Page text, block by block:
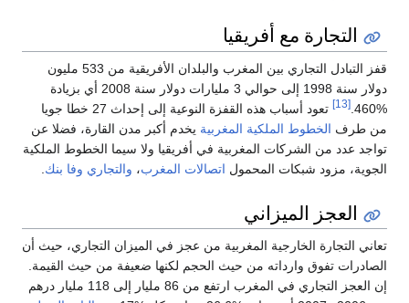
التجارة مع أفريقيا
قفز التبادل التجاري بين المغرب والبلدان الأفريقية من 533 مليون
دولار سنة 1998 إلى حوالي 3 مليارات دولار سنة 2008 أي بزيادة
%460.
[13]
تعود أسباب هذه القفزة النوعية إلى إحداث 27 خطا جويا
من طرف الخطوط الملكية المغربية يخدم أكبر مدن القارة، فضلا عن
تواجد عدد من الشركات المغربية في أفريقيا ولا سيما الخطوط الملكية
الجوية، مزود شبكات المحمول اتصالات المغرب، والتجاري وفا بنك
العجز الميزاني
تعاني التجارة الخارجية المغربية من عجز في الميزان التجاري، حيث أن
الصادرات تفوق وارداته من حيث الحجم لكنها ضعيفة من حيث القيمة.
إن العجز التجاري في المغرب ارتفع من 86 مليار إلى 118 مليار درهم